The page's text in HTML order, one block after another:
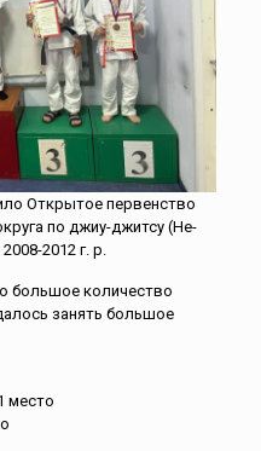
Открытое первенство
по джиу-джитсу (Не-
2012 г. р.
большое количество
занять большое
место